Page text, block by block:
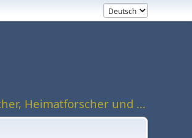
Heimatforscher und ...